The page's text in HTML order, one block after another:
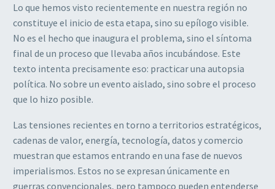
Lo que hemos visto recientemente en nuestra región no
constituye el inicio de esta etapa, sino su epílogo visible.
No es el hecho que inaugura el problema, sino el síntoma
final de un proceso que llevaba años incubándose. Este
texto intenta precisamente eso: practicar una autopsia
política. No sobre un evento aislado, sino sobre el proceso
que lo hizo posible.
Las tensiones recientes en torno a territorios estratégicos,
cadenas de valor, energía, tecnología, datos y comercio
muestran que estamos entrando en una fase de nuevos
imperialismos. Estos no se expresan únicamente en
guerras convencionales, pero tampoco pueden entenderse